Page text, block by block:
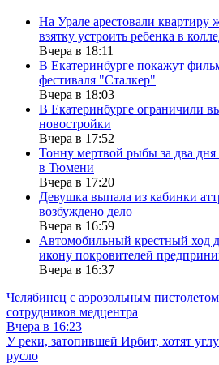
На Урале арестовали
взятку устроить ребенка в
Вчера в 18:11
В Екатеринбурге покажут
фестиваля "Сталкер"
Вчера в 18:03
В Екатеринбурге ограничили
новостройки
Вчера в 17:52
Тонну мертвой рыбы за два дня
в Тюмени
Вчера в 17:20
Девушка выпала из кабинки
возбуждено дело
Вчера в 16:59
Автомобильный крестный ход
икону покровителей
Вчера в 16:37
Челябинец с аэрозольным
сотрудников медцентра
Вчера в 16:23
У реки, затопившей Ирбит, хотят
русло